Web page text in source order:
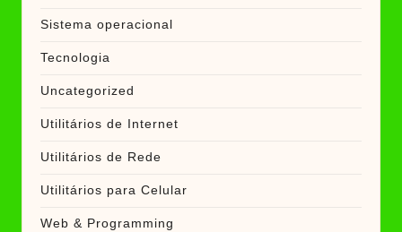
Sistema operacional
Tecnologia
Uncategorized
Utilitários de Internet
Utilitários de Rede
Utilitários para Celular
Web & Programming